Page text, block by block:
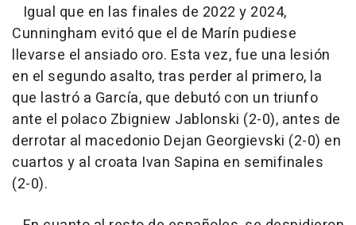
Igual que en las finales de 2022 y 2024,
Cunningham evitó que el de Marín pudiese
llevarse el ansiado oro. Esta vez, fue una lesión
en el segundo asalto, tras perder al primero, la
que lastró a García, que debutó con un triunfo
ante el polaco Zbigniew Jablonski (2-0), antes de
derrotar al macedonio Dejan Georgievski (2-0) en
cuartos y al croata Ivan Sapina en semifinales
(2-0).